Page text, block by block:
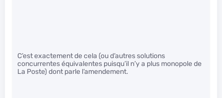
C’est exactement de cela (ou d’autres solutions
concurrentes équivalentes puisqu’il n’y a plus monopole de
La Poste) dont parle l’amendement.